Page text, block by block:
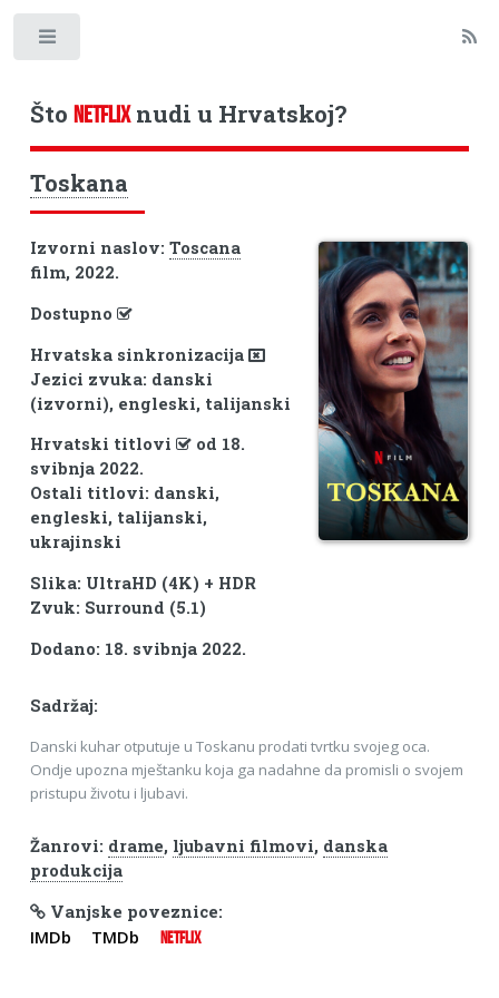
Što NETFLIXnudi u Hrvatskoj?
Toskana
Izvorni naslov: Toscana
film, 2022.
Dostupno
Hrvatska sinkronizacija
Jezici zvuka: danski
(izvorni), engleski, talijanski
Hrvatski titlovi
od 18.
svibnja 2022.
Ostali titlovi: danski,
engleski, talijanski,
ukrajinski
Slika: UltraHD (4K) + HDR
Zvuk: Surround (5.1)
Dodano: 18. svibnja 2022.
Sadržaj:
Danski kuhar otputuje u Toskanu prodati tvrtku svojeg oca.
Ondje upozna mještanku koja ga nadahne da promisli o svojem
pristupu životu i ljubavi.
Žanrovi: drame, ljubavni filmovi, danska
produkcija
Vanjske poveznice:
IMDb TMDb NETFLIX